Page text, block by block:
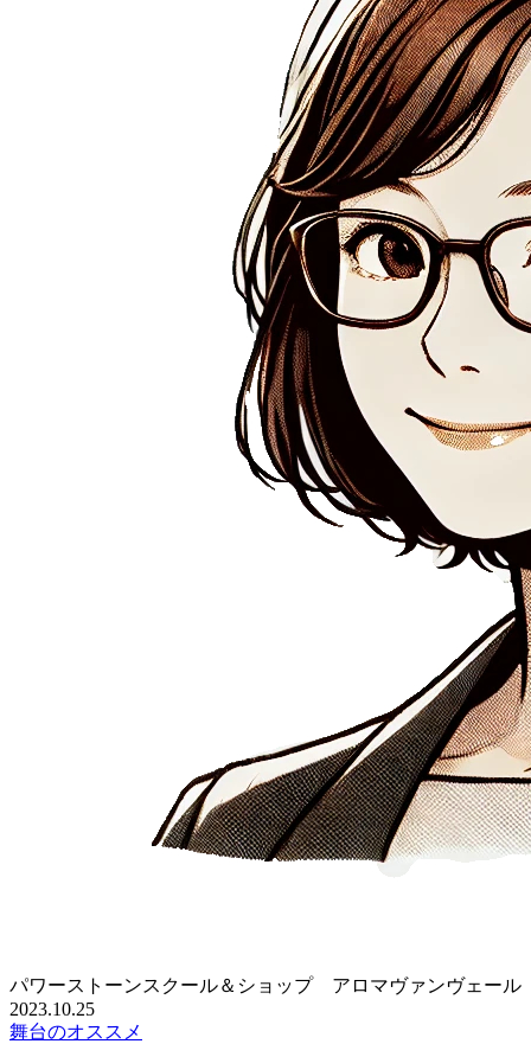
パワーストーンスクール＆ショップ アロマヴァンヴェール
2023.10.25
舞台のオススメ